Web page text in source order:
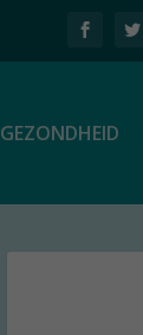
GEZONDHEID